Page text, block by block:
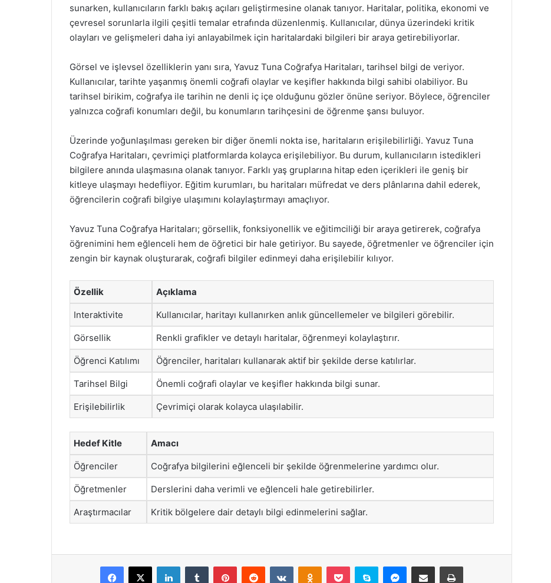
sunarken, kullanıcıların farklı bakış açıları geliştirmesine olanak tanıyor. Haritalar, politika, ekonomi ve
çevresel sorunlarla ilgili çeşitli temalar etrafında düzenlenmiş. Kullanıcılar, dünya üzerindeki kritik
olayları ve gelişmeleri daha iyi anlayabilmek için haritalardaki bilgileri bir araya getirebiliyorlar.
Görsel ve işlevsel özelliklerin yanı sıra, Yavuz Tuna Coğrafya Haritaları, tarihsel bilgi de veriyor.
Kullanıcılar, tarihte yaşanmış önemli coğrafi olaylar ve keşifler hakkında bilgi sahibi olabiliyor. Bu
tarihsel birikim, coğrafya ile tarihin ne denli iç içe olduğunu gözler önüne seriyor. Böylece, öğrenciler
yalnızca coğrafi konumları değil, bu konumların tarihçesini de öğrenme şansı buluyor.
Üzerinde yoğunlaşılması gereken bir diğer önemli nokta ise, haritaların erişilebilirliği. Yavuz Tuna
Coğrafya Haritaları, çevrimiçi platformlarda kolayca erişilebiliyor. Bu durum, kullanıcıların istedikleri
bilgilere anında ulaşmasına olanak tanıyor. Farklı yaş gruplarına hitap eden içerikleri ile geniş bir
kitleye ulaşmayı hedefliyor. Eğitim kurumları, bu haritaları müfredat ve ders plânlarına dahil ederek,
öğrencilerin coğrafi bilgiye ulaşımını kolaylaştırmayı amaçlıyor.
Yavuz Tuna Coğrafya Haritaları; görsellik, fonksiyonellik ve eğitimciliği bir araya getirerek, coğrafya
öğrenimini hem eğlenceli hem de öğretici bir hale getiriyor. Bu sayede, öğretmenler ve öğrenciler için
zengin bir kaynak oluşturarak, coğrafi bilgiler edinmeyi daha erişilebilir kılıyor.
Özellik Açıklama
Interaktivite Kullanıcılar, haritayı kullanırken anlık güncellemeler ve bilgileri görebilir.
Görsellik Renkli grafikler ve detaylı haritalar, öğrenmeyi kolaylaştırır.
Öğrenci Katılımı Öğrenciler, haritaları kullanarak aktif bir şekilde derse katılırlar.
Tarihsel Bilgi Önemli coğrafi olaylar ve keşifler hakkında bilgi sunar.
Erişilebilirlik Çevrimiçi olarak kolayca ulaşılabilir.
Hedef Kitle Amacı
Öğrenciler Coğrafya bilgilerini eğlenceli bir şekilde öğrenmelerine yardımcı olur.
Öğretmenler Derslerini daha verimli ve eğlenceli hale getirebilirler.
Araştırmacılar Kritik bölgelere dair detaylı bilgi edinmelerini sağlar.
Facebook
X LinkedInTumblr PinterestReddit VKontakteOdnoklassniki
Pocket Skype Messenger
E-Posta ile paylaş Yazdır